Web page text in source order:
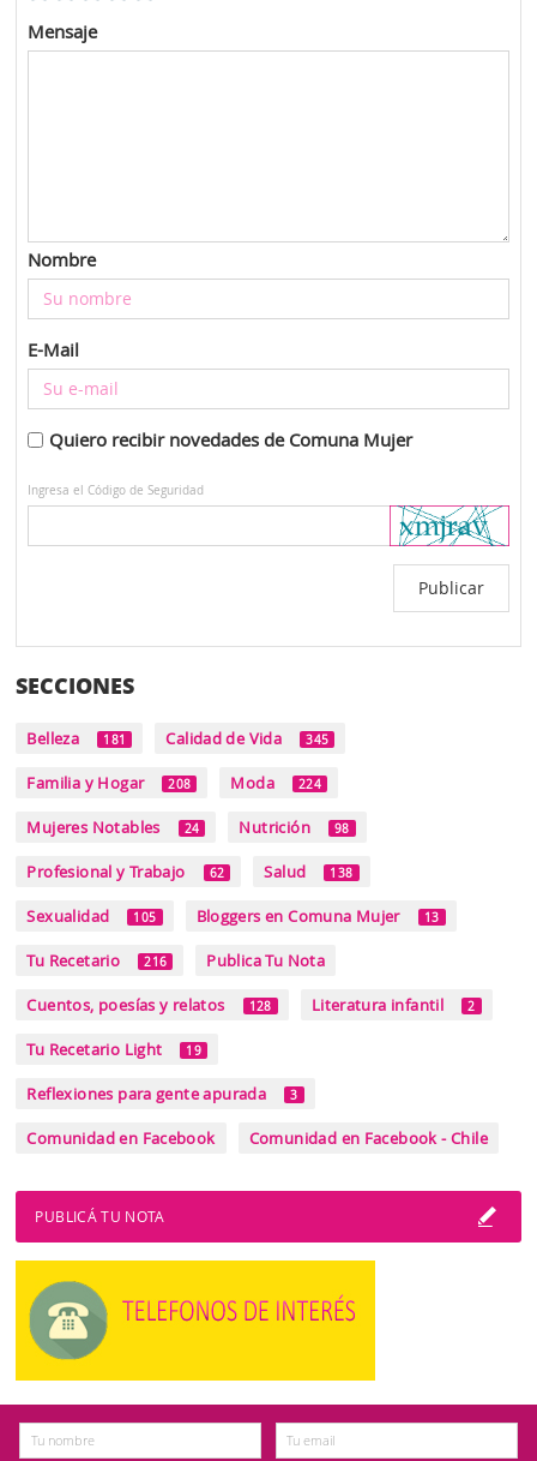
Mensaje
Nombre
E-Mail
Quiero recibir novedades de Comuna Mujer
Ingresa el Código de Seguridad
SECCIONES
Belleza 181 Calidad de Vida 345
Familia y Hogar 208 Moda 224
Mujeres Notables 24 Nutrición 98
Profesional y Trabajo 62 Salud 138
Sexualidad 105 Bloggers en Comuna Mujer 13
Tu Recetario 216 Publica Tu Nota
Cuentos, poesías y relatos 128 Literatura infantil 2
Tu Recetario Light 19
Reflexiones para gente apurada 3
Comunidad en Facebook Comunidad en Facebook - Chile
PUBLICÁ TU NOTA